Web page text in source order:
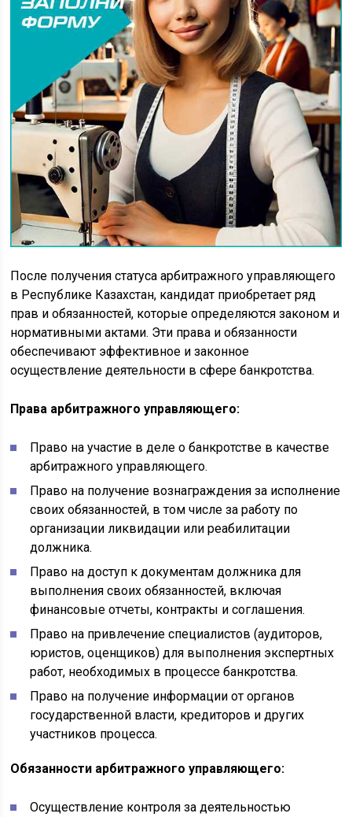
После получения статуса арбитражного управляющего
в Республике Казахстан, кандидат приобретает ряд
прав и обязанностей, которые определяются законом и
нормативными актами. Эти права и обязанности
обеспечивают эффективное и законное
осуществление деятельности в сфере банкротства.
Права арбитражного управляющего:
Право на участие в деле о банкротстве в качестве
арбитражного управляющего.
Право на получение вознаграждения за исполнение
своих обязанностей, в том числе за работу по
организации ликвидации или реабилитации
должника.
Право на доступ к документам должника для
выполнения своих обязанностей, включая
финансовые отчеты, контракты и соглашения.
Право на привлечение специалистов (аудиторов,
юристов, оценщиков) для выполнения экспертных
работ, необходимых в процессе банкротства.
Право на получение информации от органов
государственной власти, кредиторов и других
участников процесса.
Обязанности арбитражного управляющего:
Осуществление контроля за деятельностью